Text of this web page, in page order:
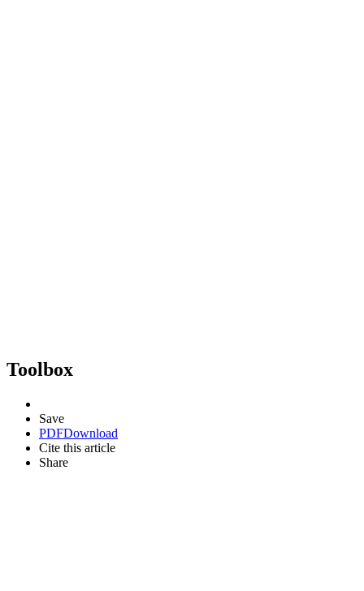
Toolbox
Save
PDFDownload
Cite this article
Share